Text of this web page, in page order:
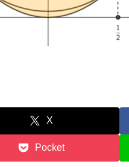
X
Pocket